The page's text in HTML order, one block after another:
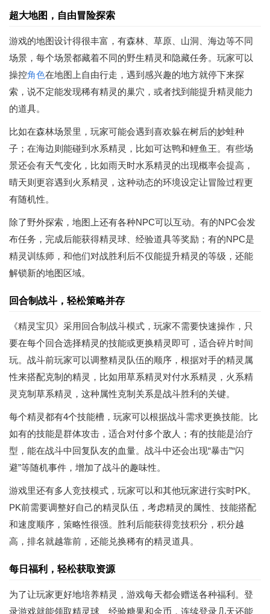
超大地图，自由冒险探索
游戏的地图设计得很丰富，有森林、草原、山洞、海边等不同
场景，每个场景都藏着不同的野生精灵和隐藏任务。玩家可以
操控角色在地图上自由行走，遇到感兴趣的地方就停下来探
索，说不定能发现稀有精灵的巢穴，或者找到能提升精灵能力
的道具。
比如在森林场景里，玩家可能会遇到喜欢躲在树后的妙蛙种
子；在海边则能碰到水系精灵，比如可达鸭和鲤鱼王。有些场
景还会有天气变化，比如雨天时水系精灵的出现概率会提高，
晴天则更容遇到火系精灵，这种动态的环境设定让冒险过程更
有随机性。
除了野外探索，地图上还有各种NPC可以互动。有的NPC会发
布任务，完成后能获得精灵球、经验道具等奖励；有的NPC是
精灵训练师，和他们对战胜利后不仅能提升精灵的等级，还能
解锁新的地图区域。
回合制战斗，轻松策略并存
《精灵宝贝》采用回合制战斗模式，玩家不需要快速操作，只
要在每个回合选择精灵的技能或更换精灵即可，适合碎片时间
玩。战斗前玩家可以调整精灵队伍的顺序，根据对手的精灵属
性来搭配克制的精灵，比如用草系精灵对付水系精灵，火系精
灵克制草系精灵，这种属性克制关系是战斗胜利的关键。
每个精灵都有4个技能槽，玩家可以根据战斗需求更换技能。比
如有的技能是群体攻击，适合对付多个敌人；有的技能是治疗
型，能在战斗中回复队友的血量。战斗中还会出现“暴击”“闪
避”等随机事件，增加了战斗的趣味性。
游戏里还有多人竞技模式，玩家可以和其他玩家进行实时PK。
PK前需要调整好自己的精灵队伍，考虑精灵的属性、技能搭配
和速度顺序，策略性很强。胜利后能获得竞技积分，积分越
高，排名就越靠前，还能兑换稀有的精灵道具。
每日福利，轻松获取资源
为了让玩家更好地培养精灵，游戏每天都会赠送各种福利。登
录游戏就能领取精灵球、经验糖果和金币，连续登录几天还能